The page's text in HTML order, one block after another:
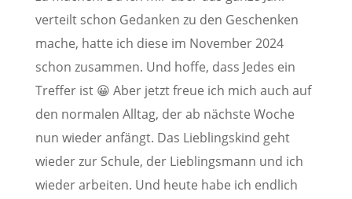
verteilt schon Gedanken zu den Geschenken
mache, hatte ich diese im November 2024
schon zusammen. Und hoffe, dass Jedes ein
Treffer ist 😀 Aber jetzt freue ich mich auch auf
den normalen Alltag, der ab nächste Woche
nun wieder anfängt. Das Lieblingskind geht
wieder zur Schule, der Lieblingsmann und ich
wieder arbeiten. Und heute habe ich endlich